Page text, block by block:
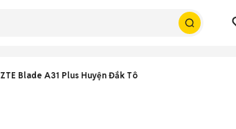
ZTE Blade A31 Plus Huyện Đắk Tô